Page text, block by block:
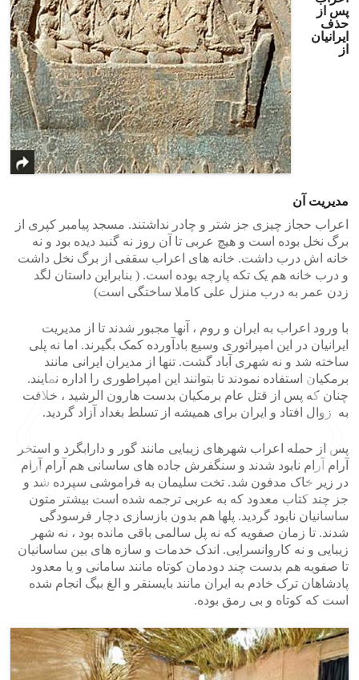
پس از
حذف
ایرانیان
از
مدیریت آن
اعراب حجاز چیزی جز شتر و چادر نداشتند. مسجد پیامبر کپری از
برگ نخل بوده است و هیچ عربی تا آن روز نه گنبد دیده بود و نه
خانه اش درب داشت. خانه های اعراب سقفی از برگ نخل داشت
و درب خانه هم یک تکه پارچه بوده است. ( بنابراین داستان لگد
زدن عمر به درب منزل علی کاملا ساختگی است)
با ورود اعراب به ایران و روم ، آنها مجبور شدند تا از مدیریت
ایرانیان در این امپراتوری وسیع بادآورده کمک بگیرند. اما نه پلی
ساخته شد و نه شهری آباد گشت. تنها از مدیران ایرانی مانند
برمکیان استفاده نمودند تا بتوانند این امپراطوری را اداره نمایند.
چنان که پس از قتل عام برمکیان بدست هارون الرشید ، خلافت
به زوال افتاد و ایران برای همیشه از تسلط بغداد آزاد گردید.
پس از حمله اعراب شهرهای زیبایی مانند گور و دارابگرد و استخر
آرام آرام نابود شدند و سنگفرش جاده های ساسانی هم آرام آرام
در زیر خاک مدفون شد. تخت سلیمان به فراموشی سپرده شد و
جز چند کتاب معدود که به عربی ترجمه شده است بیشتر متون
ساسانیان نابود گردید. پلها هم بدون بازسازی دچار فرسودگی
شدند. تا زمان صفویه که نه پل سالمی باقی مانده بود ، نه شهر
زیبایی و نه کاروانسرایی. اندک خدمات و سازه های بین ساسانیان
تا صفویه هم بدست چند دودمان کوتاه مانند سامانی و یا معدود
پادشاهان ترک خادم به ایران مانند بایسنقر و الغ بیگ انجام شده
است که کوتاه و بی رمق بوده.
<
>